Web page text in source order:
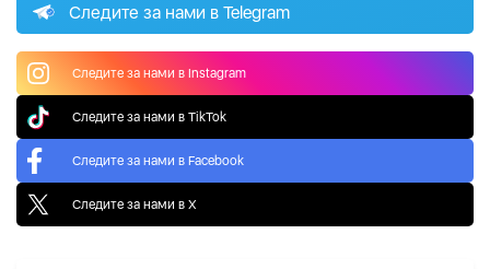
Следите за нами в Telegram
Следите за нами в Instagram
Следите за нами в TikTok
Следите за нами в Facebook
Следите за нами в X